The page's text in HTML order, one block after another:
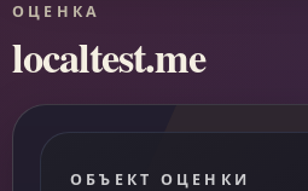
ОЦЕНКА
localtest.me
ОБЪЕКТ ОЦЕНКИ